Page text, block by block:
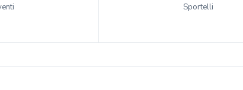
Sportelli